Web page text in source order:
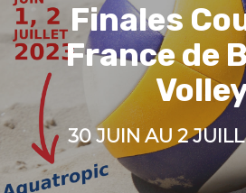
Finales
France de
30 JUIN AU 2